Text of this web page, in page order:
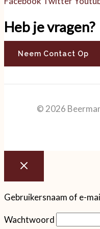
Heb je vragen?
Neem Contact Op
© 2026
Gebruikersnaam of e-
Wachtwoord